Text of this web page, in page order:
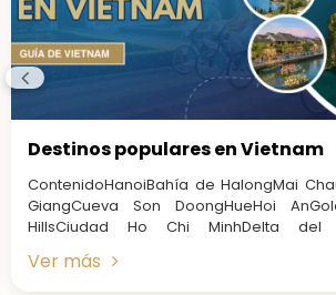
Destinos populares en Vietnam
ContenidoHanoiBahía de HalongMai
GiangCueva Son DoongHueHoi
HillsCiudad Ho Chi MinhDelta del
QuocUbicación de los destinos en Vietnam
Ver más